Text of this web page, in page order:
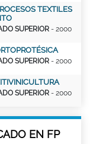
TEXTILES
SUPERIOR - 2000
SUPERIOR - 2000
SUPERIOR - 2000
EN FP